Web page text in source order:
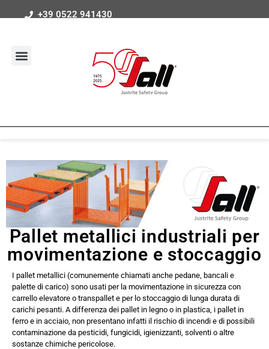
+39 0522 941430
Pallet metallici industriali per
movimentazione e stoccaggio
I pallet metallici (comunemente chiamati anche pedane, bancali e
palette di carico) sono usati per la movimentazione in sicurezza con
carrello elevatore o transpallet e per lo stoccaggio di lunga durata di
carichi pesanti. A differenza dei pallet in legno o in plastica, i pallet in
ferro e in acciaio, non presentano infatti il rischio di incendi e di possibili
contaminazione da pesticidi, fungicidi, igienizzanti, solventi o altre
sostanze chimiche pericolose.